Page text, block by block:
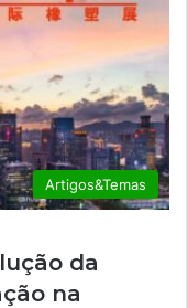
Artigos&Temas
da
na